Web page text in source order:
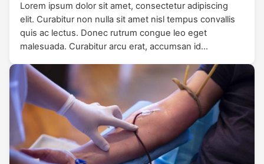
Lorem ipsum dolor sit amet, consectetur adipiscing
elit. Curabitur non nulla sit amet nisl tempus convallis
quis ac lectus. Donec rutrum congue leo eget
malesuada. Curabitur arcu erat, accumsan id…